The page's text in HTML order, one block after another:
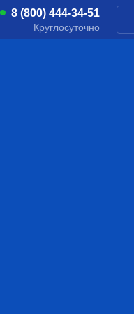
8 (800) 444-34-51
Круглосуточно